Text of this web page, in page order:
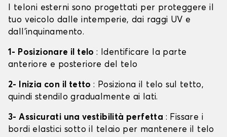
I teloni esterni sono progettati per proteggere il
tuo veicolo dalle intemperie, dai raggi UV e
dall'inquinamento.
1- Posizionare il telo: Identificare la parte
anteriore e posteriore del telo
2- Inizia con il tetto: Posiziona il telo sul tetto,
quindi stendilo gradualmente ai lati.
3- Assicurati una vestibilità perfetta : Fissare i
bordi elastici sotto il telaio per mantenere il telo